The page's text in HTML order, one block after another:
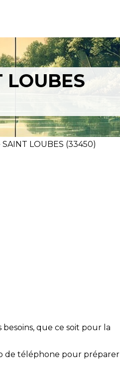
LOUBES (33450)
que ce soit pour la
de téléphone pour préparer